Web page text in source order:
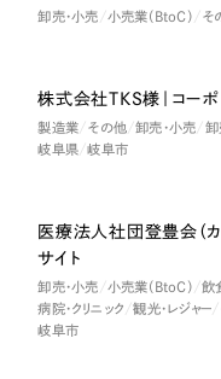
卸売・小売 小売業（BtoC） そ
株式会社TKS様｜コーポ
製造業 その他 卸売・小売 卸
岐阜県
岐阜市
医療法人社団登豊会（カ
サイト
卸売・小売 小売業（BtoC） 飲
病院・クリニック
観光・レジャー
岐阜市